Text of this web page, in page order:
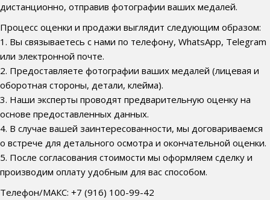
дистанционно, отправив фотографии ваших медалей.
Процесс оценки и продажи выглядит следующим образом:
1. Вы связываетесь с нами по телефону, WhatsApp, Telegram
или электронной почте.
2. Предоставляете фотографии ваших медалей (лицевая и
оборотная стороны, детали, клейма).
3. Наши эксперты проводят предварительную оценку на
основе предоставленных данных.
4. В случае вашей заинтересованности, мы договариваемся
о встрече для детального осмотра и окончательной оценки.
5. После согласования стоимости мы оформляем сделку и
производим оплату удобным для вас способом.
Телефон/МАКС: +7 (916) 100-99-42